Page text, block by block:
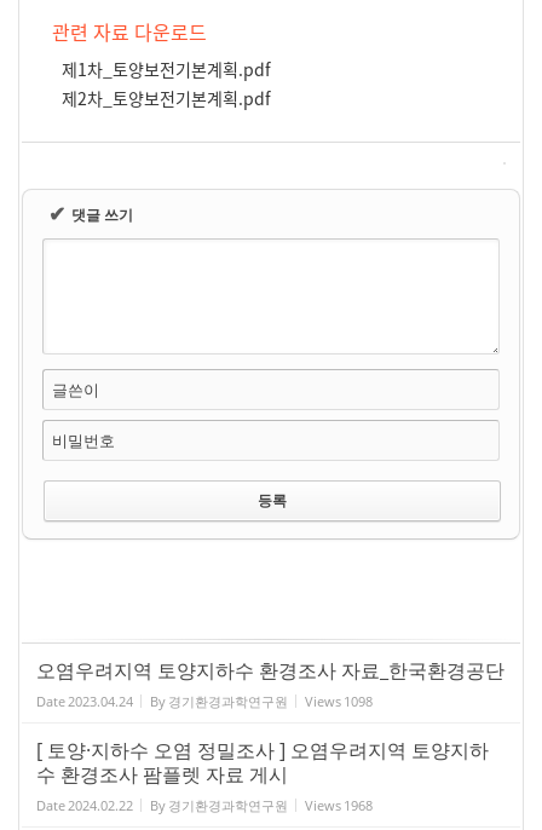
관련 자료 다운로드
제1차_토양보전기본계획.pdf
제2차_토양보전기본계획.pdf
✔ 댓글 쓰기
글쓴이
비밀번호
오염우려지역 토양지하수 환경조사 자료_한국환경공단
Date2023.04.24 By 경기환경과학연구원 Views 1098
[ 토양·지하수 오염 정밀조사 ] 오염우려지역 토양지하
수 환경조사 팜플렛 자료 게시
Date2024.02.22 By 경기환경과학연구원 Views 1968